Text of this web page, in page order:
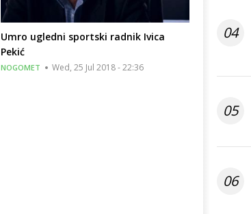
Umro ugledni sportski radnik Ivica
Pekić
NOGOMET Wed, 25 Jul 2018 - 22:36
04
05
06